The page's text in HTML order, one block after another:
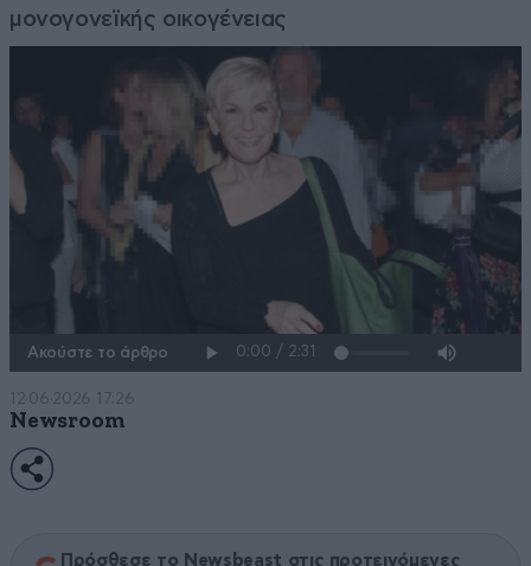
μονογονεϊκής οικογένειας
Ακούστε το άρθρο
12·06·2026 17:26
Newsroom
Πρόσθεσε το Newsbeast στις προτεινόμενες